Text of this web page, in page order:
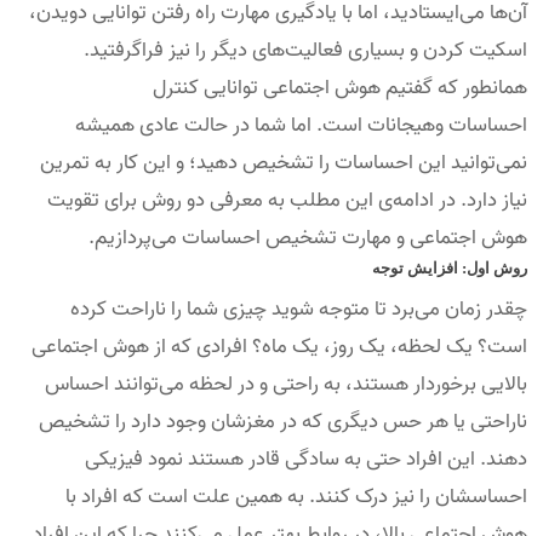
آن‌ها می‌ایستادید، اما با یادگیری مهارت راه رفتن توانایی دویدن،
اسکیت کردن و بسیاری فعالیت‌های دیگر را نیز فراگرفتید.
همانطور که گفتیم هوش اجتماعی توانایی کنترل
احساسات وهیجانات است. اما شما در حالت عادی همیشه
نمی‌توانید این احساسات را تشخیص دهید؛ و این کار به تمرین
نیاز دارد. در ادامه‌ی این مطلب به معرفی دو روش برای تقویت
هوش اجتماعی و مهارت تشخیص احساسات می‌پردازیم.
روش اول: افزایش توجه
چقدر زمان می‌برد تا متوجه شوید چیزی شما را ناراحت کرده
است؟ یک لحظه، یک روز، یک ماه؟ افرادی که از هوش اجتماعی
بالایی برخوردار هستند، به راحتی و در لحظه می‌توانند احساس
ناراحتی یا هر حس دیگری که در مغزشان وجود دارد را تشخیص
دهند. این افراد حتی به سادگی قادر هستند نمود فیزیکی
احساسشان را نیز درک کنند. به همین علت است که افراد با